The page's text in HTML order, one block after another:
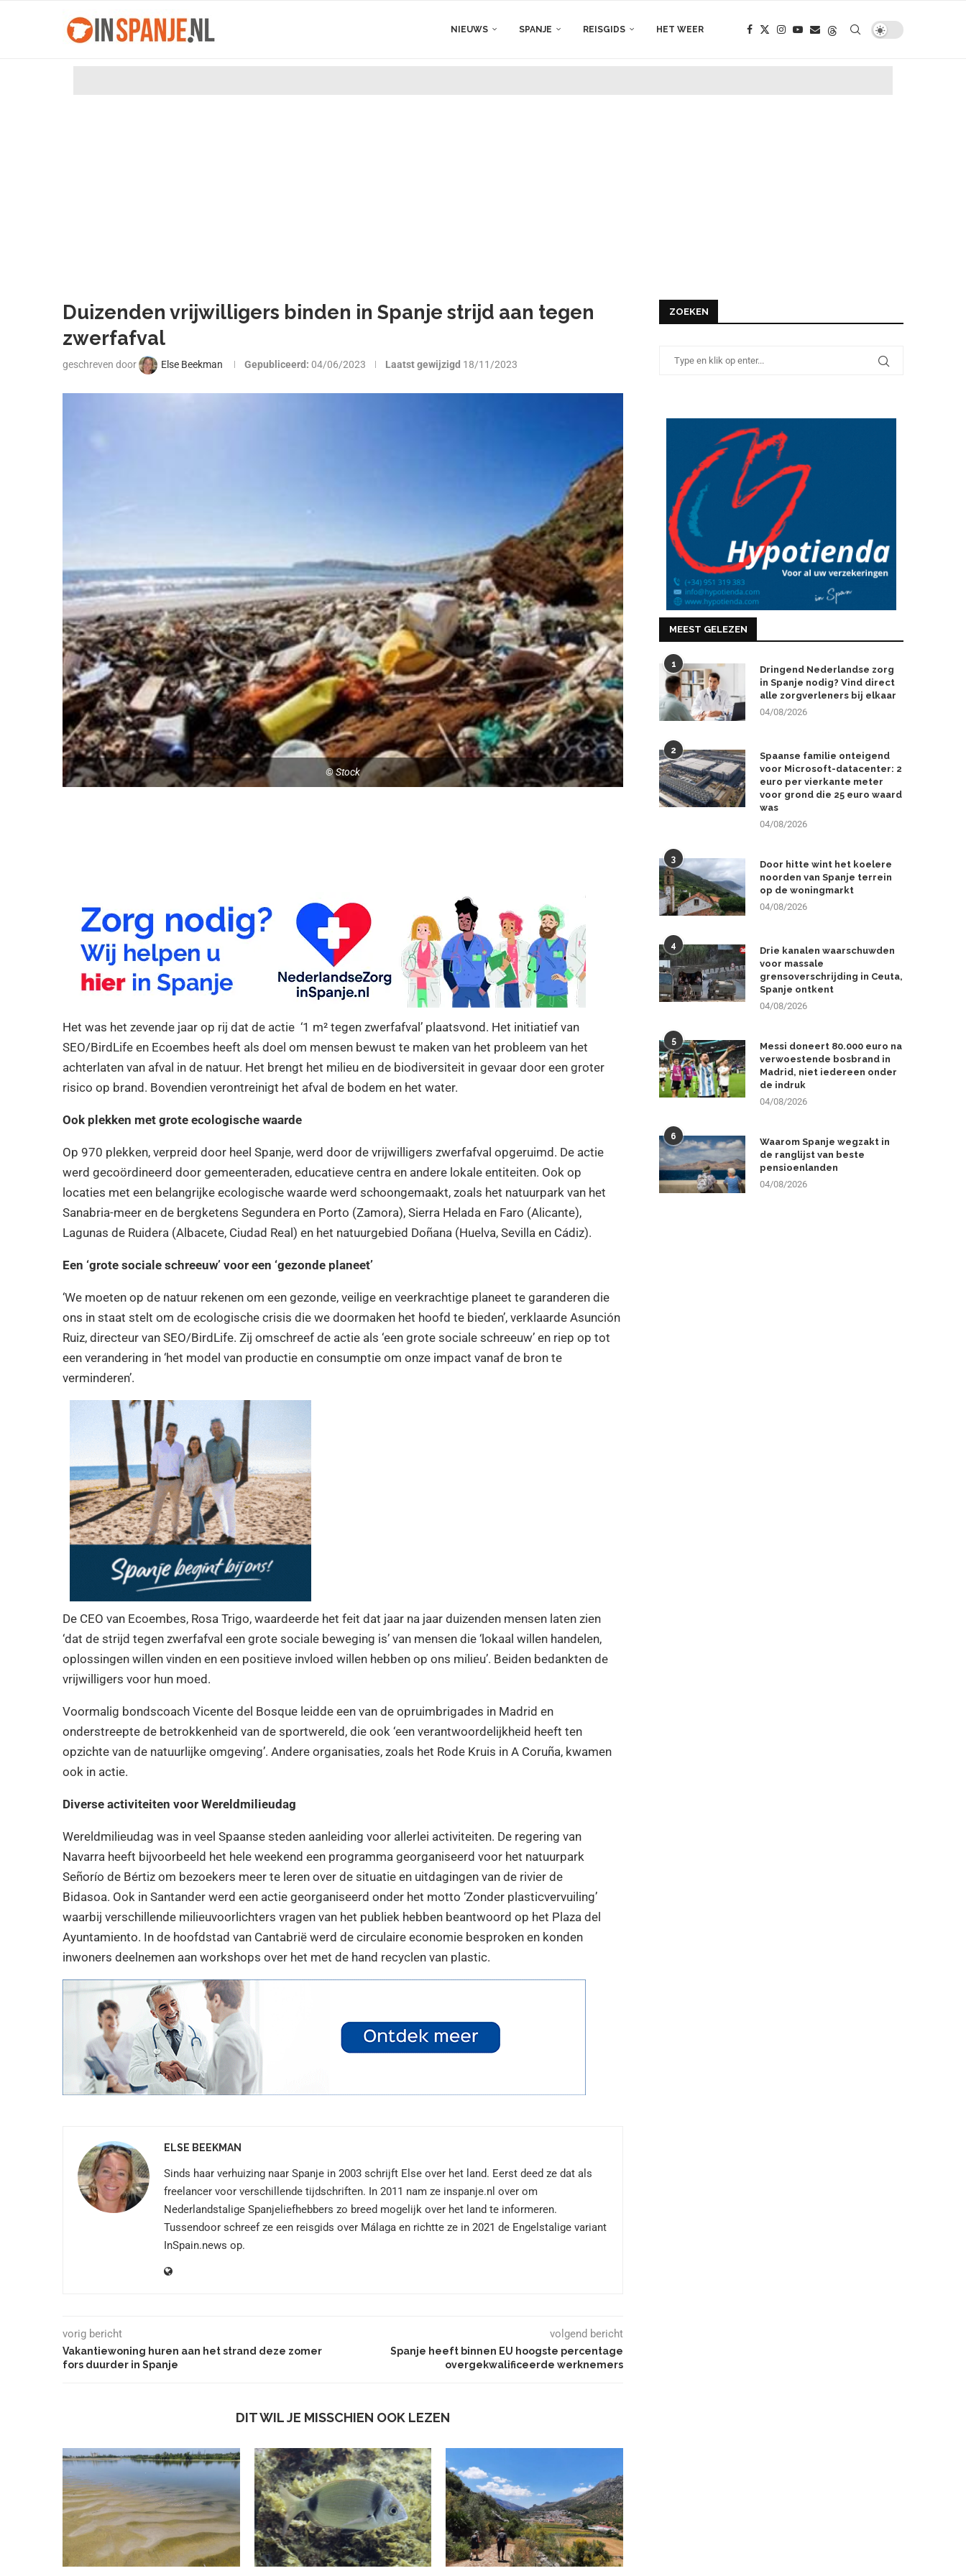
NIEUWS SPANJE REISGIDS HET WEER
Duizenden vrijwilligers binden in Spanje strijd aan tegen
zwerfafval
geschreven door Else Beekman Gepubliceerd: 04/06/2023 Laatst gewijzigd 18/11/2023
© Stock
Het was het zevende jaar op rij dat de actie ‘1 m² tegen zwerfafval’ plaatsvond. Het initiatief van
SEO/BirdLife en Ecoembes heeft als doel om mensen bewust te maken van het probleem van het
achterlaten van afval in de natuur. Het brengt het milieu en de biodiversiteit in gevaar door een groter
risico op brand. Bovendien verontreinigt het afval de bodem en het water.
Ook plekken met grote ecologische waarde
Op 970 plekken, verpreid door heel Spanje, werd door de vrijwilligers zwerfafval opgeruimd. De actie
werd gecoördineerd door gemeenteraden, educatieve centra en andere lokale entiteiten. Ook op
locaties met een belangrijke ecologische waarde werd schoongemaakt, zoals het natuurpark van het
Sanabria-meer en de bergketens Segundera en Porto (Zamora), Sierra Helada en Faro (Alicante),
Lagunas de Ruidera (Albacete, Ciudad Real) en het natuurgebied Doñana (Huelva, Sevilla en Cádiz).
Een ‘grote sociale schreeuw’ voor een ‘gezonde planeet’
‘We moeten op de natuur rekenen om een gezonde, veilige en veerkrachtige planeet te garanderen die
ons in staat stelt om de ecologische crisis die we doormaken het hoofd te bieden’, verklaarde Asunción
Ruiz, directeur van SEO/BirdLife. Zij omschreef de actie als ‘een grote sociale schreeuw’ en riep op tot
een verandering in ‘het model van productie en consumptie om onze impact vanaf de bron te
verminderen’.
De CEO van Ecoembes, Rosa Trigo, waardeerde het feit dat jaar na jaar duizenden mensen laten zien
‘dat de strijd tegen zwerfafval een grote sociale beweging is’ van mensen die ‘lokaal willen handelen,
oplossingen willen vinden en een positieve invloed willen hebben op ons milieu’. Beiden bedankten de
vrijwilligers voor hun moed.
Voormalig bondscoach Vicente del Bosque leidde een van de opruimbrigades in Madrid en
onderstreepte de betrokkenheid van de sportwereld, die ook ‘een verantwoordelijkheid heeft ten
opzichte van de natuurlijke omgeving’. Andere organisaties, zoals het Rode Kruis in A Coruña, kwamen
ook in actie.
Diverse activiteiten voor Wereldmilieudag
Wereldmilieudag was in veel Spaanse steden aanleiding voor allerlei activiteiten. De regering van
Navarra heeft bijvoorbeeld het hele weekend een programma georganiseerd voor het natuurpark
Señorío de Bértiz om bezoekers meer te leren over de situatie en uitdagingen van de rivier de
Bidasoa. Ook in Santander werd een actie georganiseerd onder het motto ‘Zonder plasticvervuiling’
waarbij verschillende milieuvoorlichters vragen van het publiek hebben beantwoord op het Plaza del
Ayuntamiento. In de hoofdstad van Cantabrië werd de circulaire economie besproken en konden
inwoners deelnemen aan workshops over het met de hand recyclen van plastic.
ELSE BEEKMAN
Sinds haar verhuizing naar Spanje in 2003 schrijft Else over het land. Eerst deed ze dat als
freelancer voor verschillende tijdschriften. In 2011 nam ze inspanje.nl over om
Nederlandstalige Spanjeliefhebbers zo breed mogelijk over het land te informeren.
Tussendoor schreef ze een reisgids over Málaga en richtte ze in 2021 de Engelstalige variant
InSpain.news op.
vorig bericht
Vakantiewoning huren aan het strand deze zomer
fors duurder in Spanje
volgend bericht
Spanje heeft binnen EU hoogste percentage
overgekwalificeerde werknemers
DIT WIL JE MISSCHIEN OOK LEZEN
ZOEKEN
MEEST GELEZEN
1
Dringend Nederlandse zorg
in Spanje nodig? Vind direct
alle zorgverleners bij elkaar
04/08/2026
2
Spaanse familie onteigend
voor Microsoft-datacenter: 2
euro per vierkante meter
voor grond die 25 euro waard
was
04/08/2026
3
Door hitte wint het koelere
noorden van Spanje terrein
op de woningmarkt
04/08/2026
4
Drie kanalen waarschuwden
voor massale
grensoverschrijding in Ceuta,
Spanje ontkent
04/08/2026
5
Messi doneert 80.000 euro na
verwoestende bosbrand in
Madrid, niet iedereen onder
de indruk
04/08/2026
6
Waarom Spanje wegzakt in
de ranglijst van beste
pensioenlanden
04/08/2026